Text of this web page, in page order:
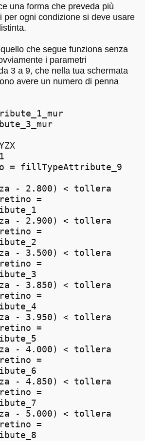
una forma che preveda più
per ogni condizione si deve usare
che segue funziona senza
i parametri
3 a 9, che nella tua schermata
avere un numero di penna
= fillTypeAttribute_9
- 2.800) < tollera
=
- 2.900) < tollera
=
- 3.500) < tollera
=
- 3.850) < tollera
=
- 3.950) < tollera
=
- 4.000) < tollera
=
- 4.850) < tollera
=
- 5.000) < tollera
=